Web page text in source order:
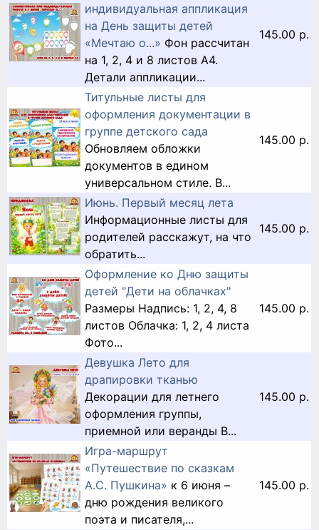
индивидуальная аппликация
на День защиты детей
«Мечтаю о...» Фон рассчитан
на 1, 2, 4 и 8 листов А4.
Детали аппликации...
145.00 р.
Титульные листы для
оформления документации в
группе детского сада
Обновляем обложки
документов в едином
универсальном стиле. В...
145.00 р.
Июнь. Первый месяц лета
Информационные листы для
родителей расскажут, на что
обратить...
145.00 р.
Оформление ко Дню защиты
детей "Дети на облачках"
Размеры Надпись: 1, 2, 4, 8
листов Облачка: 1, 2, 4 листа
Фото...
145.00 р.
Девушка Лето для
драпировки тканью
Декорации для летнего
оформления группы,
приемной или веранды В...
145.00 р.
Игра-маршрут
«Путешествие по сказкам
А.С. Пушкина» к 6 июня –
дню рождения великого
поэта и писателя,...
145.00 р.